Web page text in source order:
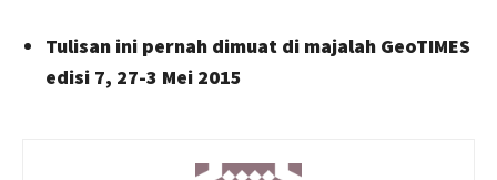
Tulisan ini pernah dimuat di majalah GeoTIMES
edisi 7, 27-3 Mei 2015